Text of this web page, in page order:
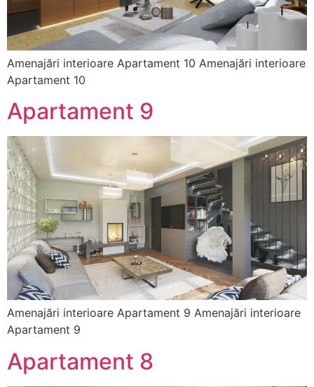
Amenajări interioare Apartament 10 Amenajări interioare
Apartament 10
Apartament 9
Amenajări interioare Apartament 9 Amenajări interioare
Apartament 9
Apartament 8